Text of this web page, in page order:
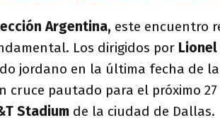
Argentina, este encuentro
Los dirigidos por
jordano en la última fecha de
cruce pautado para el próximo
Stadium de la ciudad de Dallas.